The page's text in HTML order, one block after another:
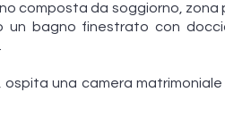
composta da soggiorno,
un bagno finestrato con
una camera